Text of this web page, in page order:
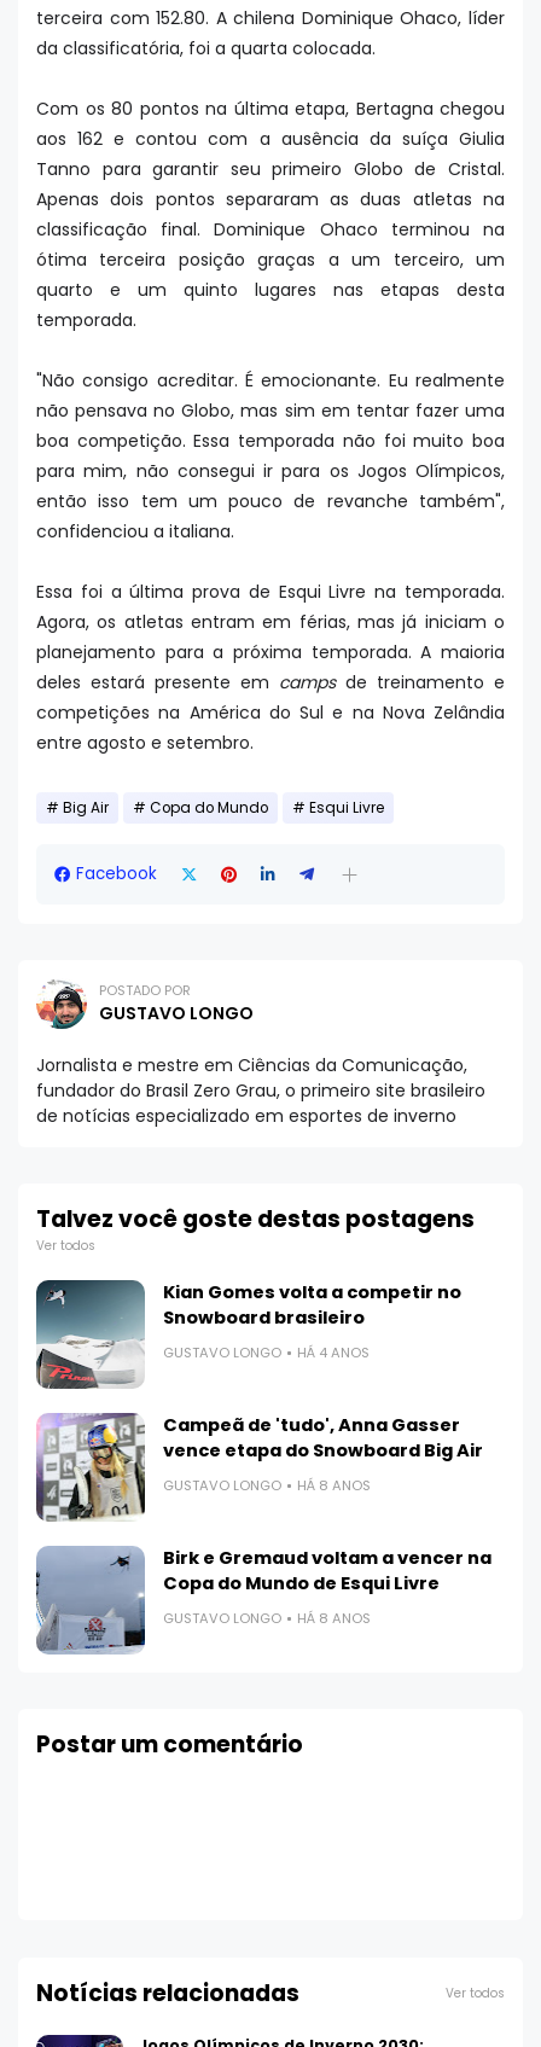
terceira com 152.80. A chilena Dominique Ohaco, líder
da classificatória, foi a quarta colocada.
Com os 80 pontos na última etapa, Bertagna chegou
aos 162 e contou com a ausência da suíça Giulia
Tanno para garantir seu primeiro Globo de Cristal.
Apenas dois pontos separaram as duas atletas na
classificação final. Dominique Ohaco terminou na
ótima terceira posição graças a um terceiro, um
quarto e um quinto lugares nas etapas desta
temporada.
"Não consigo acreditar. É emocionante. Eu realmente
não pensava no Globo, mas sim em tentar fazer uma
boa competição. Essa temporada não foi muito boa
para mim, não consegui ir para os Jogos Olímpicos,
então isso tem um pouco de revanche também",
confidenciou a italiana.
Essa foi a última prova de Esqui Livre na temporada.
Agora, os atletas entram em férias, mas já iniciam o
planejamento para a próxima temporada. A maioria
deles estará presente em campsde treinamento e
competições na América do Sul e na Nova Zelândia
entre agosto e setembro.
Big Air Copa do Mundo Esqui Livre
Facebook
POSTADO POR
GUSTAVO LONGO
Jornalista e mestre em Ciências da Comunicação,
fundador do Brasil Zero Grau, o primeiro site brasileiro
de notícias especializado em esportes de inverno
Talvez você goste destas postagens
Ver todos
Kian Gomes volta a competir no
Snowboard brasileiro
GUSTAVO LONGO HÁ 4 ANOS
Campeã de 'tudo', Anna Gasser
vence etapa do Snowboard Big Air
GUSTAVO LONGO HÁ 8 ANOS
Birk e Gremaud voltam a vencer na
Copa do Mundo de Esqui Livre
GUSTAVO LONGO HÁ 8 ANOS
Postar um comentário
Notícias relacionadas Ver todos